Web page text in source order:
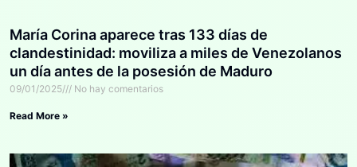
María Corina aparece tras 133 días de
clandestinidad: moviliza a miles de Venezolanos
un día antes de la posesión de Maduro
09/01/2025 No hay comentarios
Read More »